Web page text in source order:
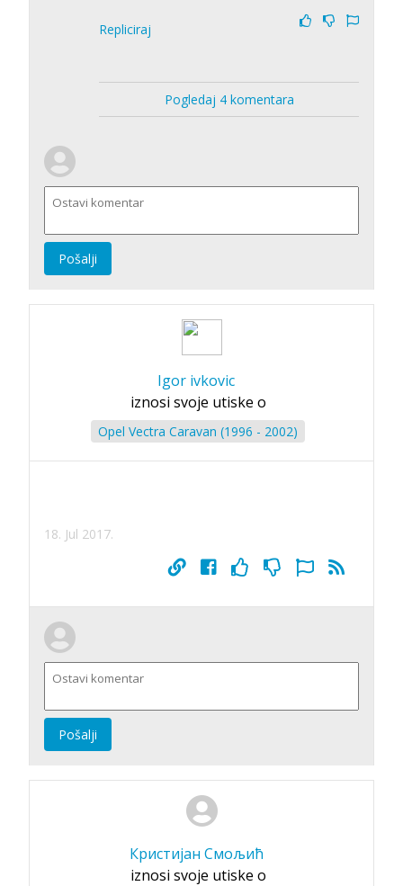
Repliciraj
Pogledaj 4 komentara
Pošalji
Igor ivkovic
iznosi svoje utiske o
Opel Vectra Caravan (1996 - 2002)
18. Jul 2017.
Pošalji
Кристијан Смољић
iznosi svoje utiske o